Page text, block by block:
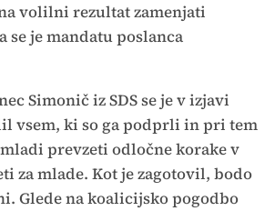
volilni rezultat zamenjati
se je mandatu poslanca
Simonič iz SDS se je v izjavi
vsem, ki so ga podprli in pri tem
prevzeti odločne korake v
za mlade. Kot je zagotovil, bodo
Glede na koalicijsko pogodbo